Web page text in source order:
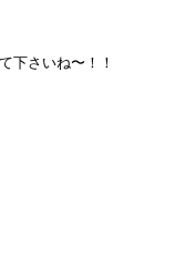
下さいね〜！！